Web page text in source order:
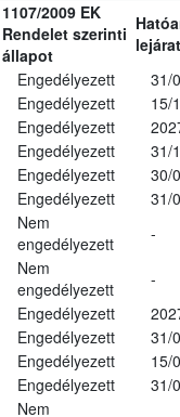
1107/2009 EK
Rendelet szerinti
állapot
Engedélyezett
31/
Engedélyezett
15/
Engedélyezett
Engedélyezett
31/
Engedélyezett
30/
Engedélyezett
31/
Nem
engedélyezett
-
Nem
engedélyezett
-
Engedélyezett
Engedélyezett
31/
Engedélyezett
15/
Engedélyezett 31/
Nem